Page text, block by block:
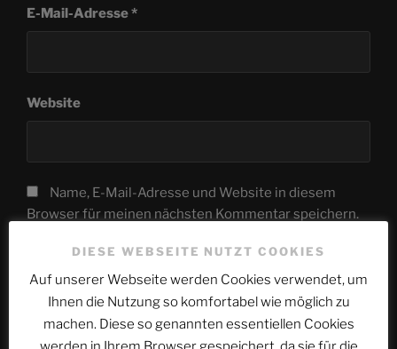
E-Mail-Adresse*
Website
Name, E-Mail-Adresse und Website in diesem
Browser für meinen nächsten Kommentar speichern.
DIESE WEBSEITE NUTZT COOKIES
Auf unserer Webseite werden Cookies verwendet, um
Ihnen die Nutzung so komfortabel wie möglich zu
machen. Diese so genannten essentiellen Cookies